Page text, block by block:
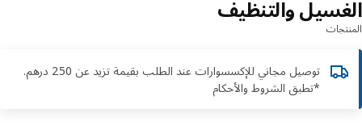
توصيل مجاني للإكسسوارات عند الطلب بقيمة تزيد عن 250 درهم.
*تطبق الشروط والأحكام
والتنظيف